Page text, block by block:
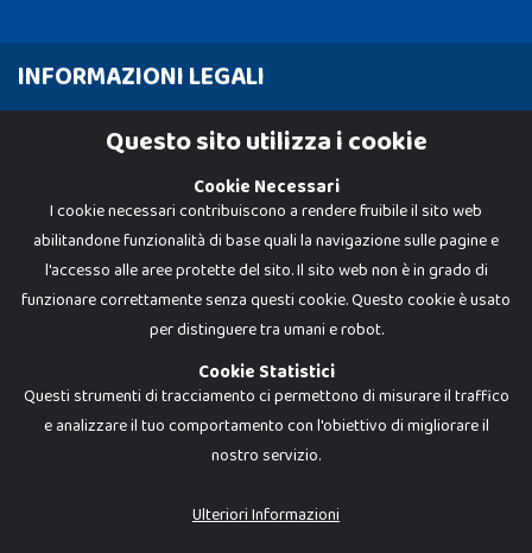
INFORMAZIONI LEGALI
Cookie Policy
Dadi e Mattoncini è un brand di Giocabene Srl. Ogni riproduzione o utilizzo non
I prezzi e le promozioni pubblicate potrebbero differire da quanto esposto in
Questo sito utilizza i cookie
Cookie Necessari
I cookie necessari contribuiscono a rendere fruibile il sito web
abilitandone funzionalità di base quali la navigazione sulle pagine e
l'accesso alle aree protette del sito. Il sito web non è in grado di
funzionare correttamente senza questi cookie. Questo cookie è usato
per distinguere tra umani e robot.
Cookie Statistici
Questi strumenti di tracciamento ci permettono di misurare il traffico
e analizzare il tuo comportamento con l'obiettivo di migliorare il
nostro servizio.
Ulteriori Informazioni